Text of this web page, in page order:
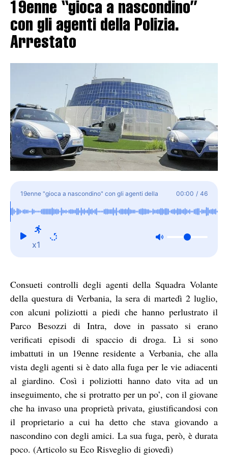
19enne “gioca a nascondino”
con gli agenti della Polizia.
Arrestato
19enne "gioca a nascondino" con gli agenti della
Polizia. Arrestato
00:00 / 46
x1
Consueti controlli degli agenti della Squadra Volante
della questura di Verbania, la sera di martedì 2 luglio,
con alcuni poliziotti a piedi che hanno perlustrato il
Parco Besozzi di Intra, dove in passato si erano
verificati episodi di spaccio di droga. Lì si sono
imbattuti in un 19enne residente a Verbania, che alla
vista degli agenti si è dato alla fuga per le vie adiacenti
al giardino. Così i poliziotti hanno dato vita ad un
inseguimento, che si protratto per un po’, con il giovane
che ha invaso una proprietà privata, giustificandosi con
il proprietario a cui ha detto che stava giovando a
nascondino con degli amici. La sua fuga, però, è durata
poco. (Articolo su Eco Risveglio di giovedì)